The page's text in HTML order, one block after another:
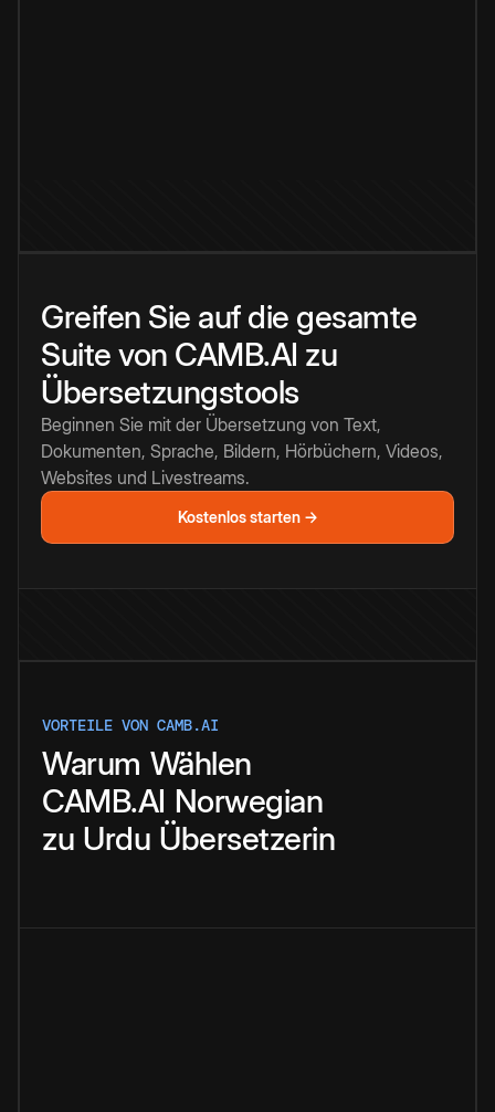
Greifen Sie auf die gesamte
Suite von CAMB.AI zu
Übersetzungstools
Beginnen Sie mit der Übersetzung von Text,
Dokumenten, Sprache, Bildern, Hörbüchern, Videos,
Websites und Livestreams.
Kostenlos starten →
VORTEILE VON CAMB.AI
Warum Wählen
CAMB.AI Norwegian
zu Urdu Übersetzerin